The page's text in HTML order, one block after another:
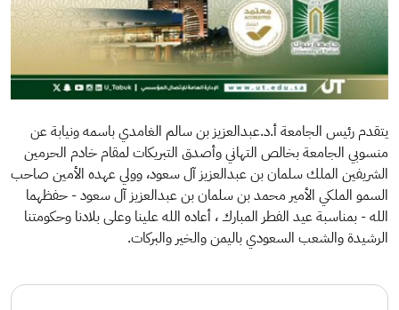
يتقدم رئيس ⁧‫الجامعة‬⁩ أ.د.عبدالعزيز بن سالم الغامدي باسمه ونيابة عن
منسوبي الجامعة بخالص التهاني وأصدق التبريكات لمقام ⁧‫خادم الحرمين
الشريفين‬⁩ الملك سلمان بن عبدالعزيز آل سعود، ⁧‫وولي عهده الأمين‬⁩ صاحب
السمو الملكي الأمير محمد بن سلمان بن عبدالعزيز آل سعود - حفظهما
الله - بمناسبة ⁧‫عيد الفطر المبارك‬⁩ ، أعاده الله علينا وعلى بلادنا وحكومتنا
الرشيدة والشعب ⁧‫السعودي‬⁩ باليمن والخير والبركات.